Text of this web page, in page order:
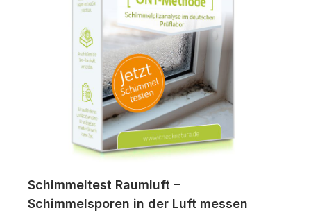
Schimmeltest Raumluft –
Schimmelsporen in der Luft messen